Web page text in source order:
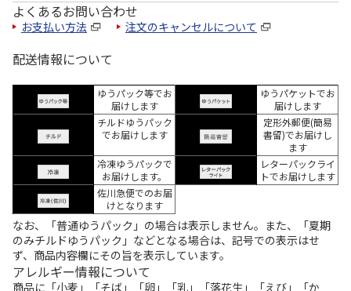
よくあるお問い合わせ
お支払い方法 注文のキャンセルについて
配送情報について
ゆうパック等でお
届けします
ゆうパケットでお
届けします
チルドゆうパック
でお届けします
定形外郵便(簡易
書留)でお届けし
ます
冷凍ゆうパックで
お届けします。
レターパックライ
トでお届けします
佐川急便でのお届
けとなります
なお、「普通ゆうパック」の場合は表示しません。また、「夏期
のみチルドゆうパック」などとなる場合は、記号での表示はせ
ず、商品内容欄にその旨を表示しています。
アレルギー情報について
商品に「小麦」「そば」「卵」「乳」「落花生」「えび」「か